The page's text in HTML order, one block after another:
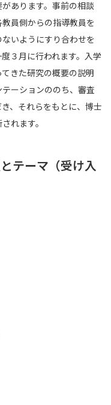
あります。事前の相談
員側からの指導教員を
いようにすり合わせを
３月に行われます。入学
きた研究の概要の説明
ーションののち、審査
、それらをもとに、博士
れます。
テーマ（受け入